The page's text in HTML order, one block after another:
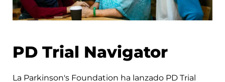
PD Trial Navigator
La Parkinson's Foundation ha lanzado PD Trial